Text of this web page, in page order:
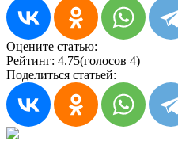
Оцените статью:
Рейтинг: 4.75(голосов 4)
Поделиться статьей: